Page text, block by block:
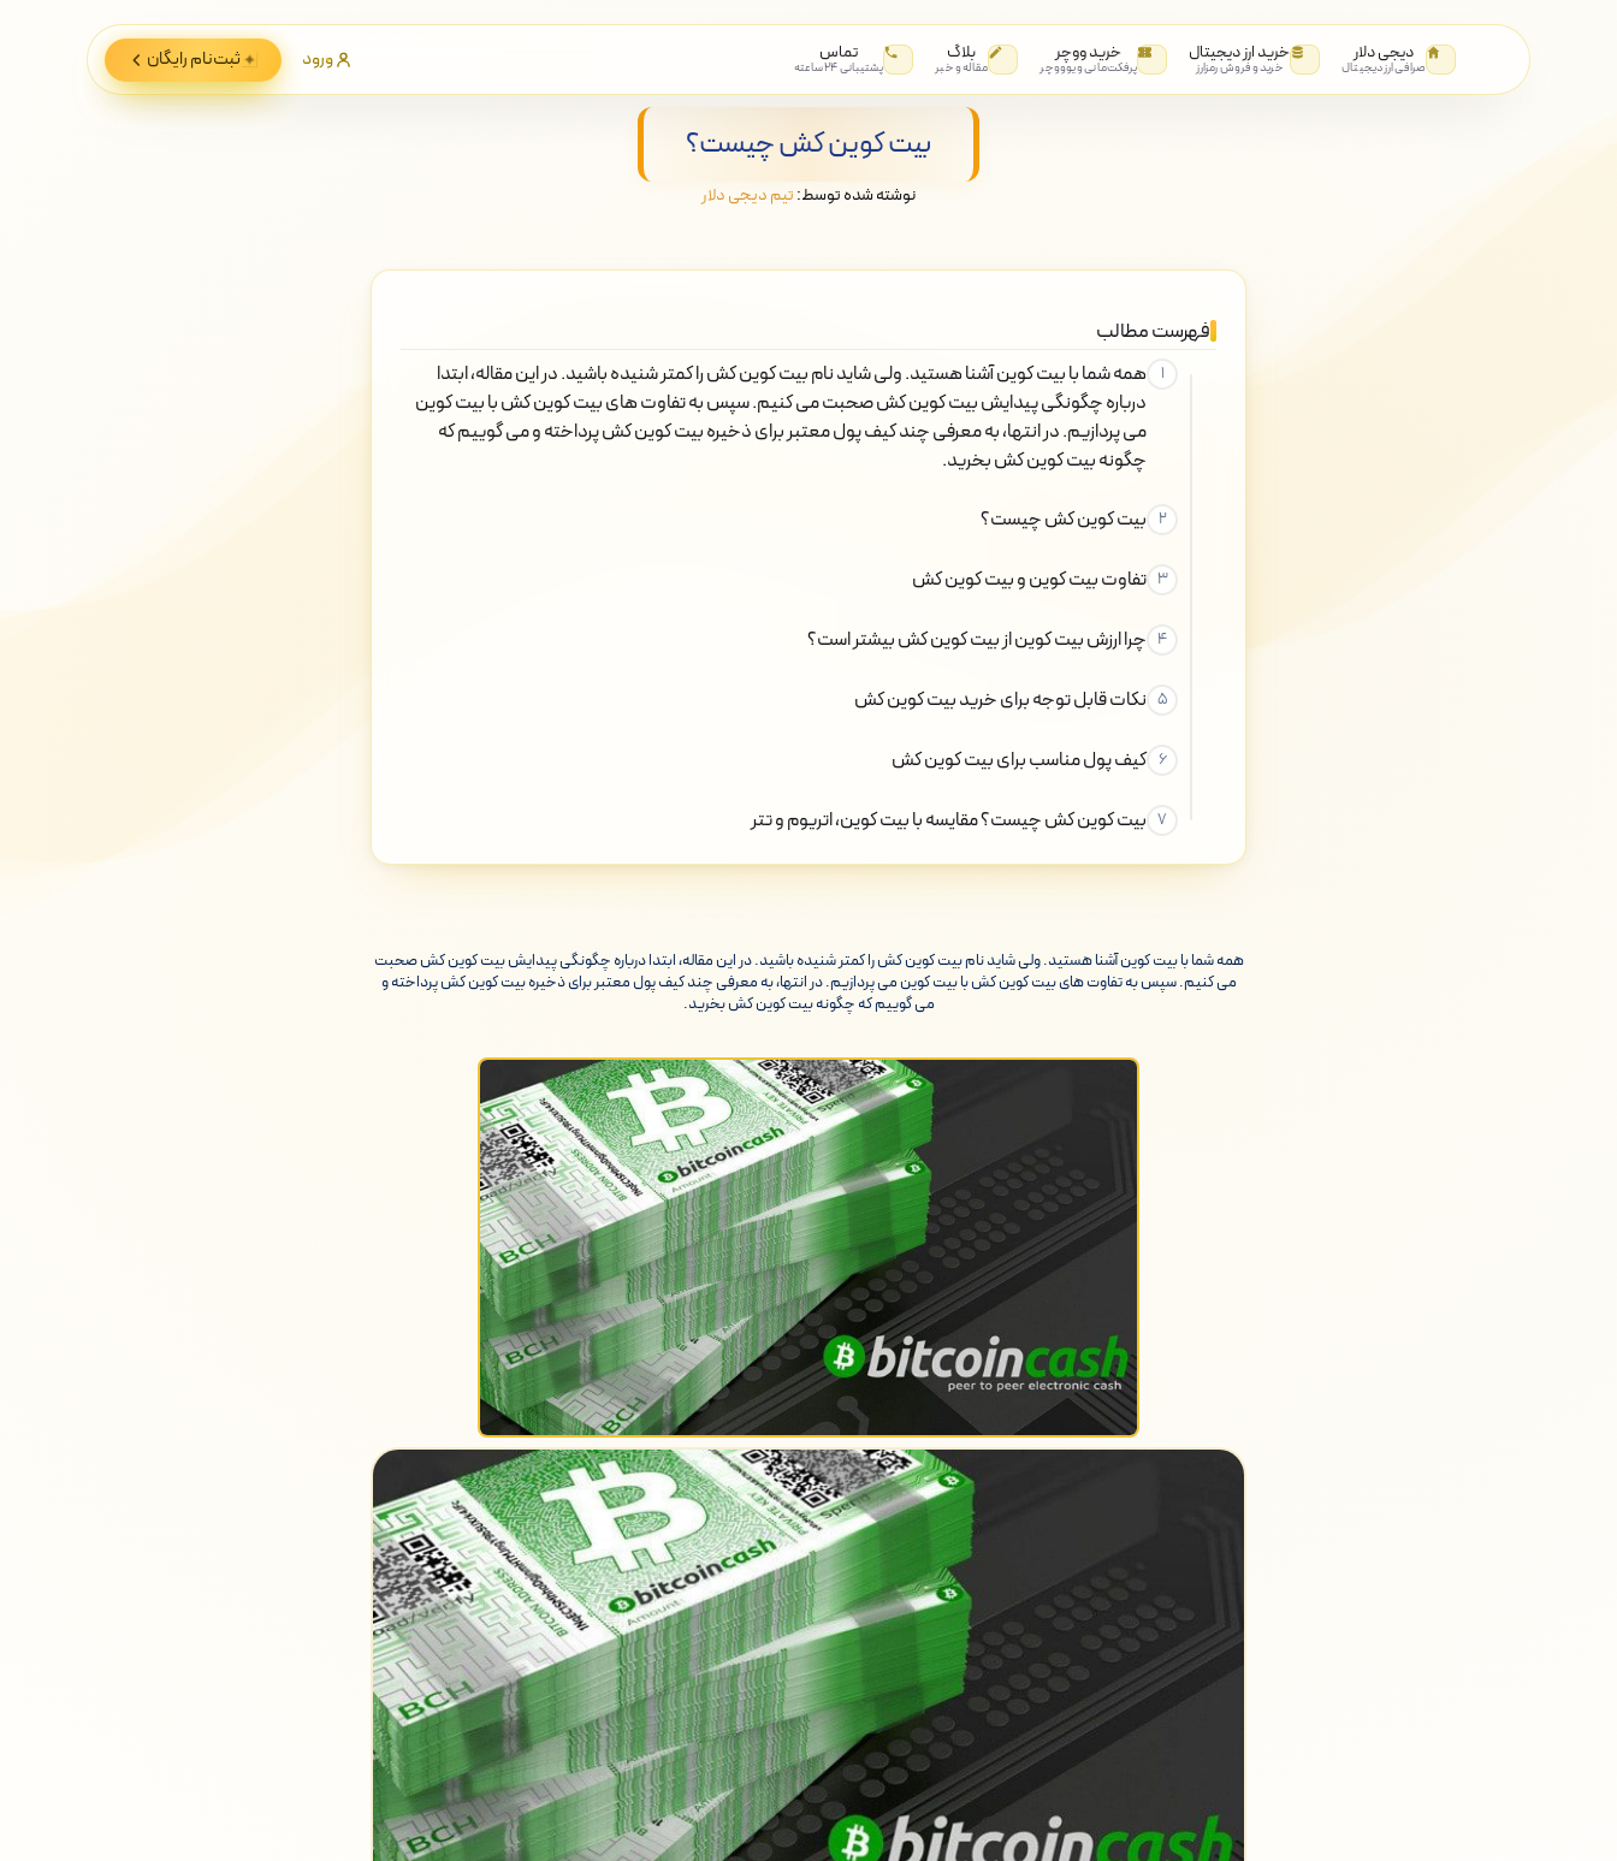
دیجی دلار
صرافی ارز دیجیتال
خرید ارز دیجیتال
خرید و فروش رمزارز
خرید ووچر
پرفکت‌مانی و یوووچر
بلاگ
مقاله و خبر
تماس
پشتیبانی ۲۴ ساعته ورود ثبت‌نامرایگان
بیت کوین کش چیست؟
نوشته شده توسط:تیم دیجی دلار
فهرست مطالب
همه شما با بیت کوین آشنا هستید. ولی شاید نام بیت کوین کش را کمتر شنیده باشید. در این مقاله، ابتدا
درباره چگونگی پیدایش بیت کوین کش صحبت می کنیم. سپس به تفاوت های بیت کوین کش با بیت کوین
می پردازیم. در انتها، به معرفی چند کیف پول معتبر برای ذخیره بیت کوین کش پرداخته و می گوییم که
چگونه بیت کوین کش بخرید.
بیت کوین کش چیست؟
تفاوت بیت کوین و بیت کوین کش
چرا ارزش بیت کوین از بیت کوین کش بیشتر است؟
نکات قابل توجه برای خرید بیت کوین کش
کیف پول مناسب برای بیت کوین کش
بیت کوین کش چیست؟ مقایسه با بیت کوین، اتریوم و تتر
همه شما با بیت کوین آشنا هستید. ولی شاید نام بیت کوین کش را کمتر شنیده باشید. در این مقاله، ابتدا درباره چگونگی پیدایش بیت کوین کش صحبت
می کنیم. سپس به تفاوت های بیت کوین کش با بیت کوین می پردازیم. در انتها، به معرفی چند کیف پول معتبر برای ذخیره بیت کوین کش پرداخته و
می گوییم که چگونه بیت کوین کش بخرید.